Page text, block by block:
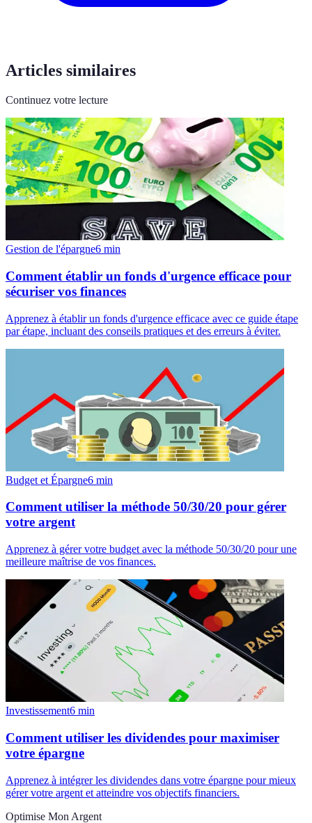
Articles similaires
Continuez votre lecture
Gestion de l'épargne6 min
Comment établir un fonds d'urgence efficace pour
sécuriser vos finances
Apprenez à établir un fonds d'urgence efficace avec ce guide étape
par étape, incluant des conseils pratiques et des erreurs à éviter.
Budget et Épargne6 min
Comment utiliser la méthode 50/30/20 pour gérer
votre argent
Apprenez à gérer votre budget avec la méthode 50/30/20 pour une
meilleure maîtrise de vos finances.
Investissement6 min
Comment utiliser les dividendes pour maximiser
votre épargne
Apprenez à intégrer les dividendes dans votre épargne pour mieux
gérer votre argent et atteindre vos objectifs financiers.
Optimise Mon Argent